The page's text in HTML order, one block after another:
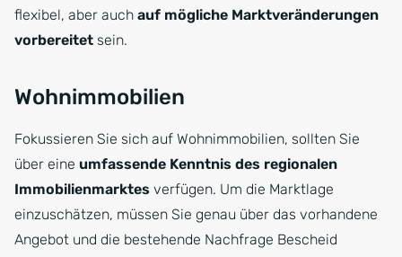
flexibel, aber auch auf mögliche Marktveränderungen
vorbereitet sein.
Wohnimmobilien
Fokussieren Sie sich auf Wohnimmobilien, sollten Sie
über eine umfassende Kenntnis des regionalen
Immobilienmarktes verfügen. Um die Marktlage
einzuschätzen, müssen Sie genau über das vorhandene
Angebot und die bestehende Nachfrage Bescheid